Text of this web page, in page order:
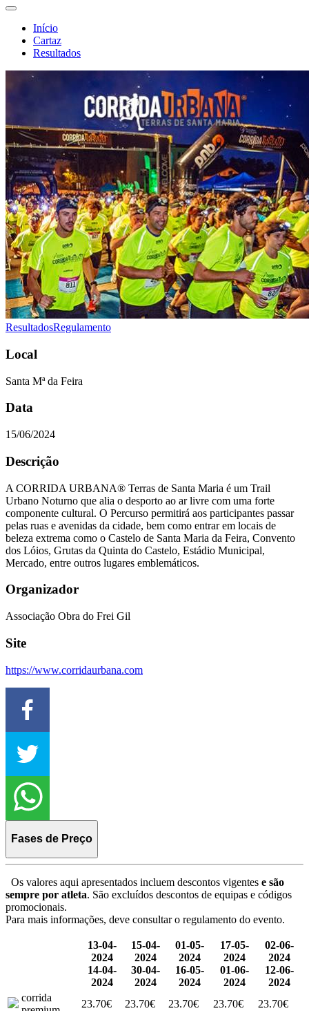
Início
Cartaz
Resultados
ResultadosRegulamento
Local
Santa Mª da Feira
Data
15/06/2024
Descrição
A CORRIDA URBANA® Terras de Santa Maria é um Trail
Urbano Noturno que alia o desporto ao ar livre com uma forte
componente cultural. O Percurso permitirá aos participantes passar
pelas ruas e avenidas da cidade, bem como entrar em locais de
beleza extrema como o Castelo de Santa Maria da Feira, Convento
dos Lóios, Grutas da Quinta do Castelo, Estádio Municipal,
Mercado, entre outros lugares emblemáticos.
Organizador
Associação Obra do Frei Gil
Site
https://www.corridaurbana.com
Fases de Preço
Os valores aqui apresentados incluem descontos vigentes e são
sempre por atleta. São excluídos descontos de equipas e códigos
promocionais.
Para mais informações, deve consultar o regulamento do evento.
13-04-
2024
14-04-
2024
15-04-
2024
30-04-
2024
01-05-
2024
16-05-
2024
17-05-
2024
01-06-
2024
02-06-
2024
12-06-
2024
corrida
23.70€ 23.70€ 23.70€ 23.70€ 23.70€